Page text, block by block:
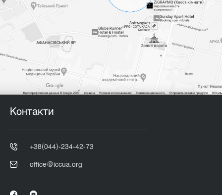
Контакти
+38(044)-234-42-73
office@iccua.org